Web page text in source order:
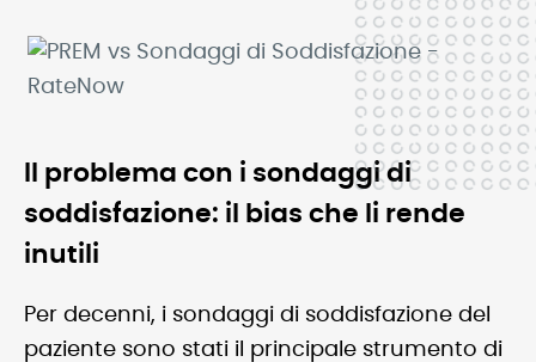
Il problema con i sondaggi di
soddisfazione: il bias che li rende
inutili
Per decenni, i sondaggi di soddisfazione del
paziente sono stati il principale strumento di